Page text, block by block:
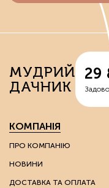
МУДРИЙ
ДАЧНИК
29
КОМПАНІЯ
ПРО КОМПАНІЮ
НОВИНИ
ДОСТАВКА ТА ОПЛАТА